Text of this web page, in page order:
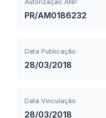
Autorização ANP
PR/AM0186232
Data Publicação
28/03/2018
Data Vinculação
28/03/2018